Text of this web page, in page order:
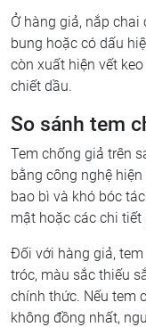
Ở hàng giả, nắp
bung hoặc có dấu
còn xuất hiện vết
chiết dầu.
So sánh tem
Tem chống giả trên
bằng công nghệ
bao bì và khó bóc
mật hoặc các chi
Đối với hàng giả,
tróc, màu sắc thiếu
chính thức. Nếu tem
không đồng nhất,